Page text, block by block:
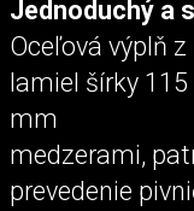
Jednoduchý a
Oceľová výplň
lamiel šírky
mm
medzerami,
prevedenie